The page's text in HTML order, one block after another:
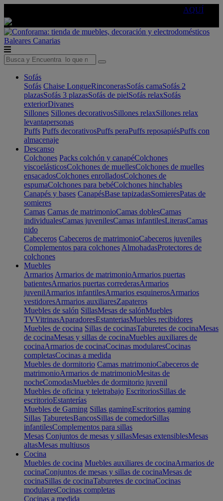
AQUÍ
Baleares Canarias
Sofás
Sofás Chaise LongueRinconerasSofás camaSofás 2
plazasSofás 3 plazasSofás de pielSofás relaxSofás
exteriorDivanes
Sillones Sillones decorativosSillones relaxSillones relax
levantapersonas
Puffs Puffs decorativosPuffs peraPuffs reposapiésPuffs con
almacenaje
Descanso
Colchones Packs colchón y canapéColchones
viscoelásticosColchones de muellesColchones de muelles
ensacadosColchones enrolladosColchones de
espumaColchones para bebéColchones hinchables
Canapés y bases CanapésBase tapizadasSomieresPatas de
somieres
Camas Camas de matrimonioCamas doblesCamas
individualesCamas juvenilesCamas infantilesLiterasCamas
nido
Cabeceros Cabeceros de matrimonioCabeceros juveniles
Complementos para colchones AlmohadasProtectores de
colchones
Muebles
Armarios Armarios de matrimonioArmarios puertas
batientesArmarios puertas correderasArmarios
juvenilArmarios infantilesArmarios esquinerosArmarios
vestidoresArmarios auxiliaresZapateros
Muebles de salón SillasMesas de salónMuebles
TVVitrinasAparadoresEstanteriasMuebles recibidores
Muebles de cocina Sillas de cocinasTaburetes de cocinaMesas
de cocinaMesas y sillas de cocinaMuebles auxiliares de
cocinaArmarios de cocinaCocinas modularesCocinas
completasCocinas a medida
Muebles de dormitorio Camas matrimonioCabeceros de
matrimonioArmarios de matrimonioMesitas de
nocheComodasMuebles de dormitorio juvenil
Muebles de oficina y teletrabajo EscritoriosSillas de
escritorioEstanterías
Muebles de Gaming Sillas gamingEscritorios gaming
Sillas TaburetesBancosSillas de comedorSillas
infantilesComplementos para sillas
Mesas Conjuntos de mesas y sillasMesas extensiblesMesas
altasMesas multiusos
Cocina
Muebles de cocina Muebles auxiliares de cocinaArmarios de
cocinaConjuntos de mesas y sillas de cocinaMesas de
cocinaSillas de cocinaTaburetes de cocinaCocinas
modularesCocinas completas
Cocinas a medida